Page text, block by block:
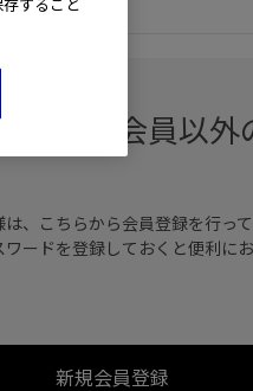
の方・会員以外
、こちらから会員登録を行って
ードを登録しておくと便利に
すること